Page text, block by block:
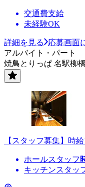
交通費支給
未経験OK
詳細を見る
応募画面
アルバイト・パート
焼鳥とりっぱ 名駅柳
【スタッフ募集】時
ホールスタッフ
キッチンスタッ